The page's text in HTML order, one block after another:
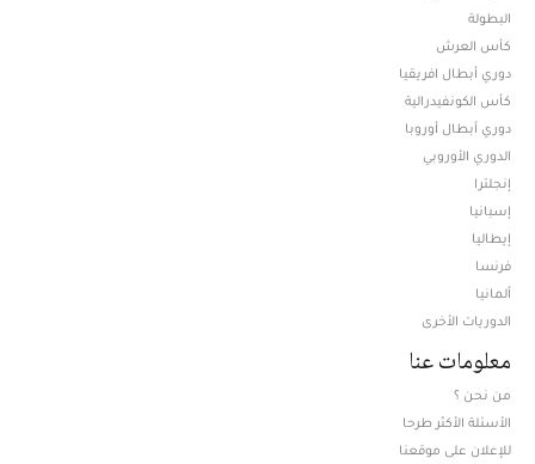
البطولة
كأس العرش
دوري أبطال افريقيا
كأس الكونفيدرالية
دوري أبطال أوروبا
الدوري الأوروبي
إنجلترا
إسبانيا
إيطاليا
فرنسا
ألمانيا
الدوريات الأخرى
معلومات عنا
من نحن ؟
الأسئلة الأكثر طرحا
للإعلان على موقعنا